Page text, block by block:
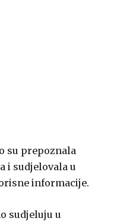
su prepoznala
i sudjelovala u
informacije.
sudjeluju u